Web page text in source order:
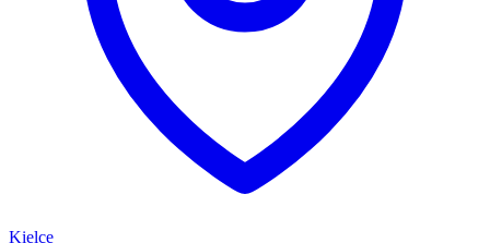
Kielce